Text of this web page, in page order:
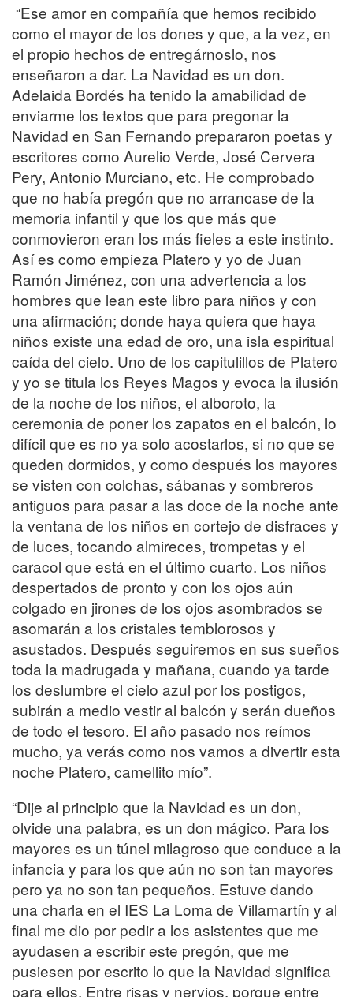
“Ese amor en compañía que hemos recibido
como el mayor de los dones y que, a la vez, en
el propio hechos de entregárnoslo, nos
enseñaron a dar. La Navidad es un don.
Adelaida Bordés ha tenido la amabilidad de
enviarme los textos que para pregonar la
Navidad en San Fernando prepararon poetas y
escritores como Aurelio Verde, José Cervera
Pery, Antonio Murciano, etc. He comprobado
que no había pregón que no arrancase de la
memoria infantil y que los que más que
conmovieron eran los más fieles a este instinto.
Así es como empieza Platero y yo de Juan
Ramón Jiménez, con una advertencia a los
hombres que lean este libro para niños y con
una afirmación; donde haya quiera que haya
niños existe una edad de oro, una isla espiritual
caída del cielo. Uno de los capitulillos de Platero
y yo se titula los Reyes Magos y evoca la ilusión
de la noche de los niños, el alboroto, la
ceremonia de poner los zapatos en el balcón, lo
difícil que es no ya solo acostarlos, si no que se
queden dormidos, y como después los mayores
se visten con colchas, sábanas y sombreros
antiguos para pasar a las doce de la noche ante
la ventana de los niños en cortejo de disfraces y
de luces, tocando almireces, trompetas y el
caracol que está en el último cuarto. Los niños
despertados de pronto y con los ojos aún
colgado en jirones de los ojos asombrados se
asomarán a los cristales temblorosos y
asustados. Después seguiremos en sus sueños
toda la madrugada y mañana, cuando ya tarde
los deslumbre el cielo azul por los postigos,
subirán a medio vestir al balcón y serán dueños
de todo el tesoro. El año pasado nos reímos
mucho, ya verás como nos vamos a divertir esta
noche Platero, camellito mío”.
“Dije al principio que la Navidad es un don,
olvide una palabra, es un don mágico. Para los
mayores es un túnel milagroso que conduce a la
infancia y para los que aún no son tan mayores
pero ya no son tan pequeños. Estuve dando
una charla en el IES La Loma de Villamartín y al
final me dio por pedir a los asistentes que me
ayudasen a escribir este pregón, que me
pusiesen por escrito lo que la Navidad significa
para ellos. Entre risas y nervios, porque entre